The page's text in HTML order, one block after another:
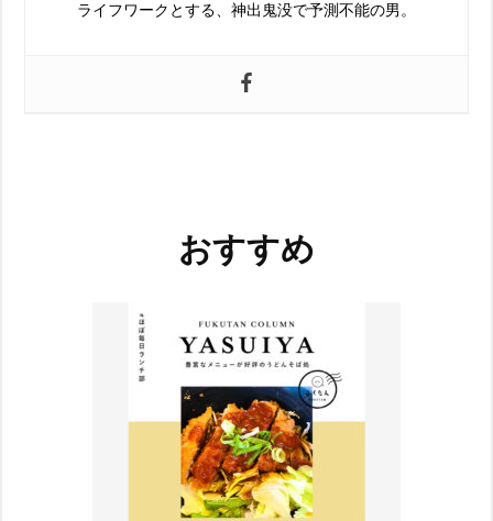
ライフワークとする、神出鬼没で予測不能の男。
おすすめ